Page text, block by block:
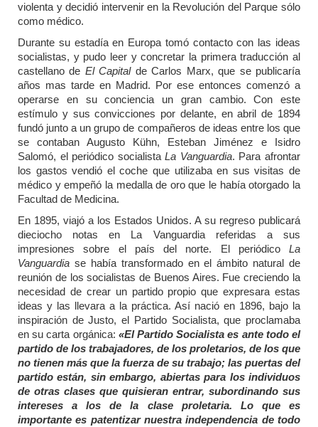
violenta y decidió intervenir en la Revolución del Parque sólo
como médico.
Durante su estadía en Europa tomó contacto con las ideas
socialistas, y pudo leer y concretar la primera traducción al
castellano de El Capital de Carlos Marx, que se publicaría
años mas tarde en Madrid. Por ese entonces comenzó a
operarse en su conciencia un gran cambio. Con este
estímulo y sus convicciones por delante, en abril de 1894
fundó junto a un grupo de compañeros de ideas entre los que
se contaban Augusto Kühn, Esteban Jiménez e Isidro
Salomó, el periódico socialista La Vanguardia. Para afrontar
los gastos vendió el coche que utilizaba en sus visitas de
médico y empeñó la medalla de oro que le había otorgado la
Facultad de Medicina.
En 1895, viajó a los Estados Unidos. A su regreso publicará
dieciocho notas en La Vanguardia referidas a sus
impresiones sobre el país del norte. El periódico
La
Vanguardia se había transformado en el ámbito natural de
reunión de los socialistas de Buenos Aires. Fue creciendo la
necesidad de crear un partido propio que expresara estas
ideas y las llevara a la práctica. Así nació en 1896, bajo la
inspiración de Justo, el Partido Socialista, que proclamaba
en su carta orgánica: «El Partido Socialista es ante todo el
partido de los trabajadores, de los proletarios, de los que
no tienen más que la fuerza de su trabajo; las puertas del
partido están, sin embargo, abiertas para los individuos
de otras clases que quisieran entrar, subordinando sus
intereses a los de la clase proletaria. Lo que es
importante es patentizar nuestra independencia de todo